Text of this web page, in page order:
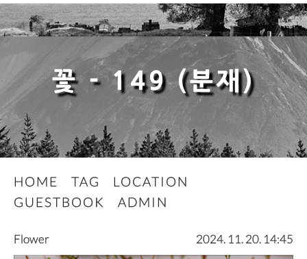
꽃 - 149 (분재)
HOME TAG
LOCATION
GUESTBOOK
ADMIN
Flower 2024. 11. 20. 14:45